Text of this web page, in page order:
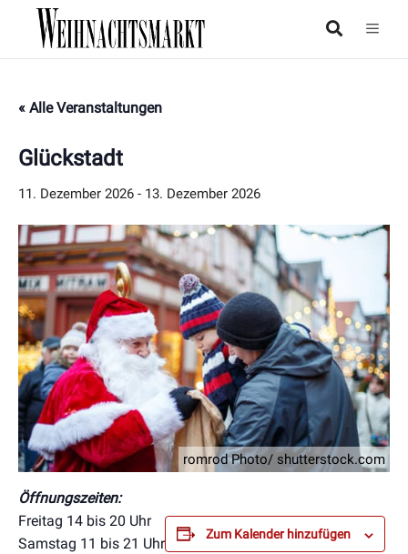
« Alle Veranstaltungen
Glückstadt
11. Dezember 2026 - 13. Dezember 2026
romrod Photo/ shutterstock.com
Öffnungszeiten:
Freitag 14 bis 20 Uhr
Samstag 11 bis 21 Uhr
Zum Kalender hinzufügen